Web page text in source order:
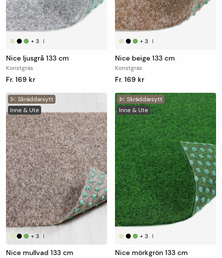
+3 |
Nice ljusgrå 133 cm
Konstgräs
Fr. 169 kr
+3 |
Nice beige 133 cm
Konstgräs
Fr. 169 kr
Skräddarsytt
Inne & Ute
+3 |
Nice mullvad 133 cm
Skräddarsytt
Inne & Ute
+3 |
Nice mörkgrön 133 cm